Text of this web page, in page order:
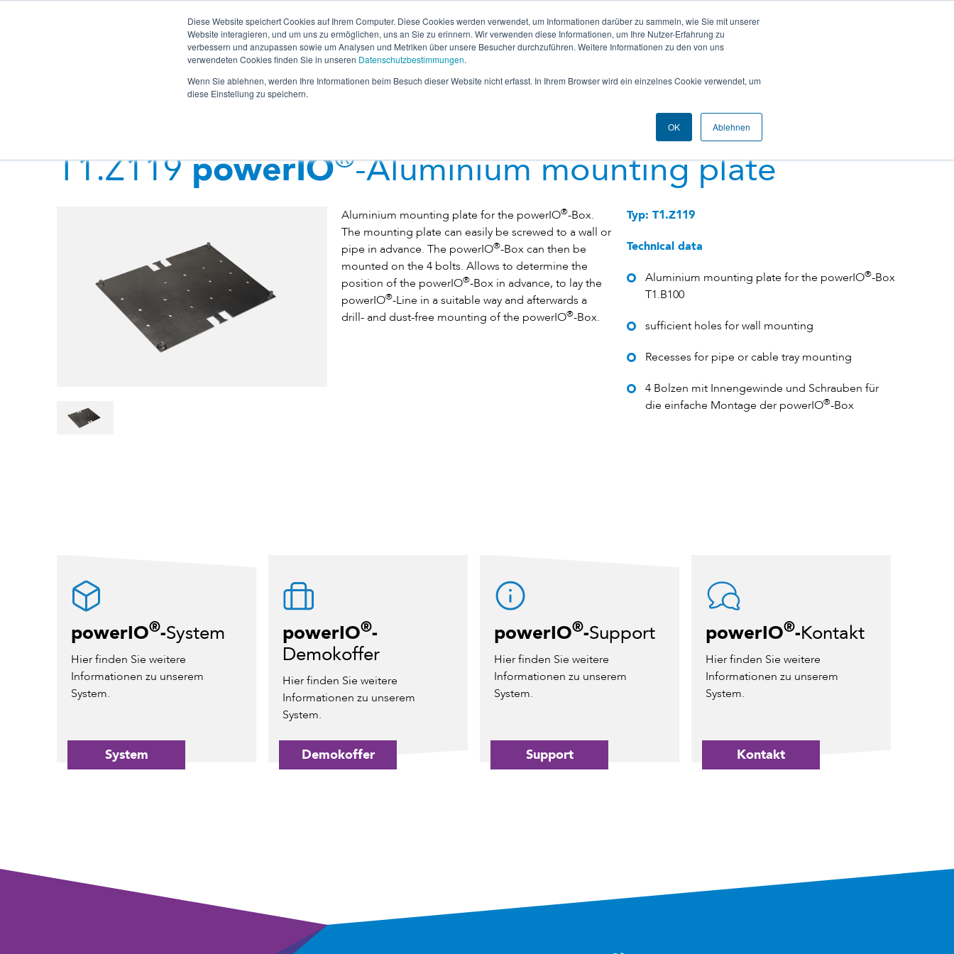
Diese Website speichert Cookies auf Ihrem Computer. Diese Cookies werden verwendet, um Informationen darüber zu sammeln, wie Sie mit unserer
Website interagieren, und um uns zu ermöglichen, uns an Sie zu erinnern. Wir verwenden diese Informationen, um Ihre Nutzer-Erfahrung zu
verbessern und anzupassen sowie um Analysen und Metriken über unsere Besucher durchzuführen. Weitere Informationen zu den von uns
verwendeten Cookies finden Sie in unseren Datenschutzbestimmungen.
Wenn Sie ablehnen, werden Ihre Informationen beim Besuch dieser Website nicht erfasst. In Ihrem Browser wird ein einzelnes Cookie verwendet, um
diese Einstellung zu speichern.
OK Ablehnen
powerIO.LEARN Support Hub Online Shop powerIO Orbit
System Products
T1.Z119powerIO®-Aluminium mounting plate
Aluminium mounting plate for the powerIO®-Box.
The mounting plate can easily be screwed to a wall or
pipe in advance. The powerIO®-Box can then be
mounted on the 4 bolts. Allows to determine the
position of the powerIO®-Box in advance, to lay the
powerIO®-Line in a suitable way and afterwards a
drill- and dust-free mounting of the powerIO®-Box.
Typ: T1.Z119
Technical data
Aluminium mounting plate for the powerIO®-Box
T1.B100
sufficient holes for wall mounting
Recesses for pipe or cable tray mounting
4 Bolzen mit Innengewinde und Schrauben für
die einfache Montage der powerIO®-Box
powerIO®-System
Hier finden Sie weitere
Informationen zu unserem
System.
System
powerIO®-
Demokoffer
Hier finden Sie weitere
Informationen zu unserem
System.
Demokoffer
powerIO®-Support
Hier finden Sie weitere
Informationen zu unserem
System.
Support
powerIO®-Kontakt
Hier finden Sie weitere
Informationen zu unserem
System.
Kontakt